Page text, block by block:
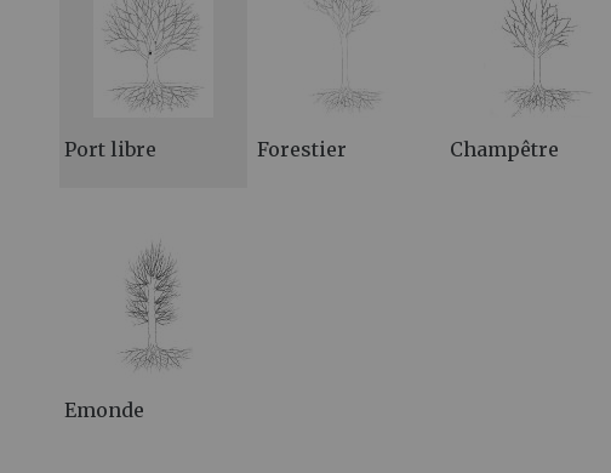
Port libre Forestier Champêtre
Emonde